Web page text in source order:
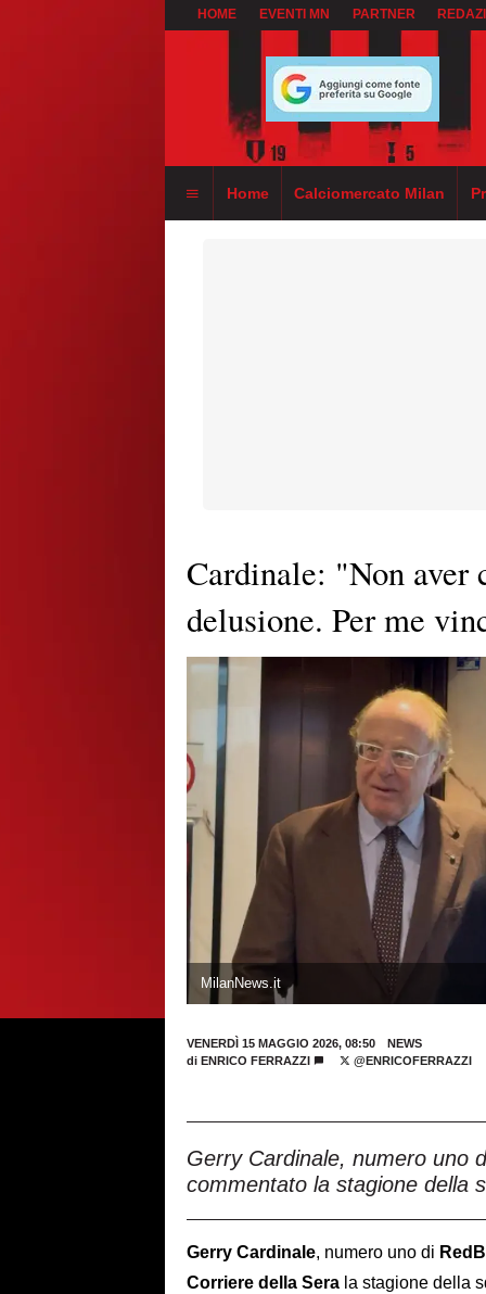
HOME EVENTI MN PARTNER
Home Calciomercato Milan
Cardinale: "Non aver
delusione. Per me
MilanNews.it
VENERDÌ 15 MAGGIO 2026, 08:50
NEWS
di ENRICO FERRAZZI @ENRICOFERRAZZI
Gerry Cardinale, numero uno
commentato la stagione della
Gerry Cardinale, numero uno di
Corriere della Sera la stagione della